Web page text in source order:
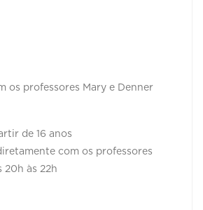
os professores Mary e Denner
de 16 anos
com os professores
20h às 22h